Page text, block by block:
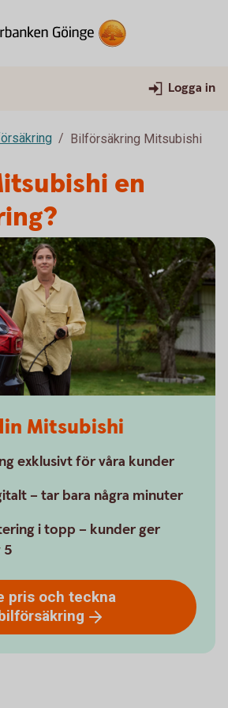
Logga in
Bilförsäkring Mitsubishi
en
Mitsubishi
exklusivt för våra kunder
– tar bara några minuter
i topp – kunder ger
5
pris och teckna